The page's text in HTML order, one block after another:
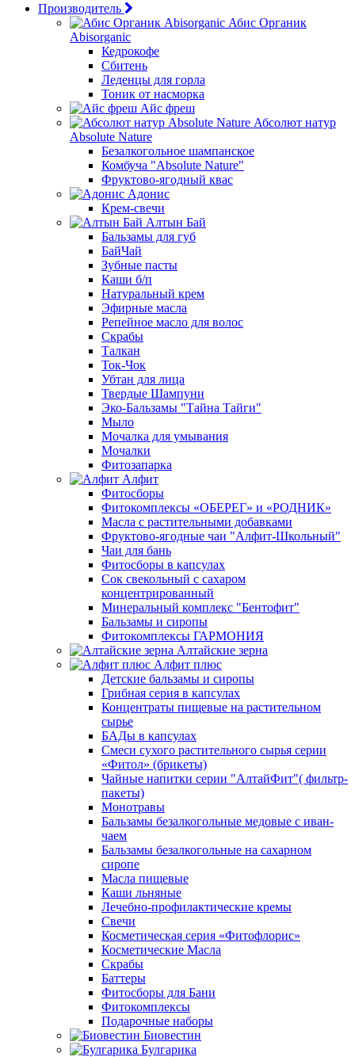
Производитель
Абис Органик
Abisorganic
Кедрокофе
Сбитень
Леденцы для горла
Тоник от насморка
Айс фреш
Абсолют натур
Absolute Nature
Безалкогольное шампанское
Комбуча "Absolute Nature"
Фруктово-ягодный квас
Адонис
Крем-свечи
Алтын Бай
Бальзамы для губ
БайЧай
Зубные пасты
Каши б/п
Натуральный крем
Эфирные масла
Репейное масло для волос
Скрабы
Талкан
Ток-Чок
Убтан для лица
Твердые Шампуни
Эко-Бальзамы "Тайна Тайги"
Мыло
Мочалка для умывания
Мочалки
Фитозапарка
Алфит
Фитосборы
Фитокомплексы «ОБЕРЕГ» и «РОДНИК»
Масла с растительными добавками
Фруктово-ягодные чаи "Алфит-Школьный"
Чаи для бань
Фитосборы в капсулах
Сок свекольный с сахаром
концентрированный
Минеральный комплекс "Бентофит"
Бальзамы и сиропы
Фитокомплексы ГАРМОНИЯ
Алтайские зерна
Алфит плюс
Детские бальзамы и сиропы
Грибная серия в капсулах
Концентраты пищевые на растительном
сырье
БАДы в капсулах
Смеси сухого растительного сырья серии
«Фитол» (брикеты)
Чайные напитки серии "АлтайФит"( фильтр-
пакеты)
Монотравы
Бальзамы безалкогольные медовые с иван-
чаем
Бальзамы безалкогольные на сахарном
сиропе
Масла пищевые
Каши льняные
Лечебно-профилактические кремы
Свечи
Косметическая серия «Фитофлорис»
Косметические Масла
Скрабы
Баттеры
Фитосборы для Бани
Фитокомплексы
Подарочные наборы
Биовестин
Булгарика